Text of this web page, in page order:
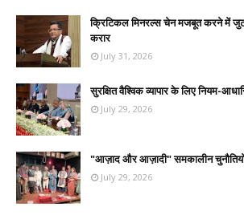
क्रिटिकल मिनरल्स चेन मजबूत करने में
करार
July 31, 2026
सुरक्षित वैश्विक व्यापार के लिए नियम-
July 29, 2026
"आज़ाद और आज़ादी" समकालीन चुनौतियों
July 29, 2026